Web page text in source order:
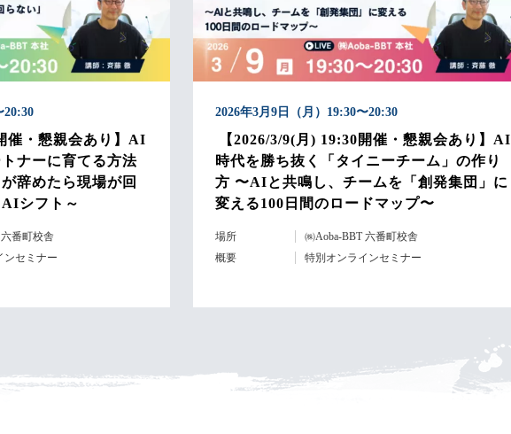
20:30
催・懇親会あり】AI
ナーに育てる方法
辞めたら現場が回
シフト～
番町校舎
ンセミナー
2026年3月9日（月）19:30〜20:30
【2026/3/9(月) 19:30開催・懇親会あり】AI
時代を勝ち抜く「タイニーチーム」の作り
方 〜AIと共鳴し、チームを「創発集団」に
変える100日間のロードマップ〜
場所
㈱Aoba-BBT 六番町校舎
概要
特別オンラインセミナー